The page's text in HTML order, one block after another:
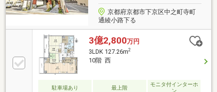
京都府京都市下京区中之町寺町
通綾小路下る
3億2,800万円
3LDK 127.26m2
10階 西
駐車場あり 最上階
モニタ付インターホ